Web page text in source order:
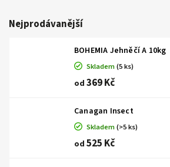
Nejprodávanější
BOHEMIA Jehněčí A 10kg
Skladem(5 ks)
od 369 Kč
Canagan Insect
Skladem(>5 ks)
od 525 Kč